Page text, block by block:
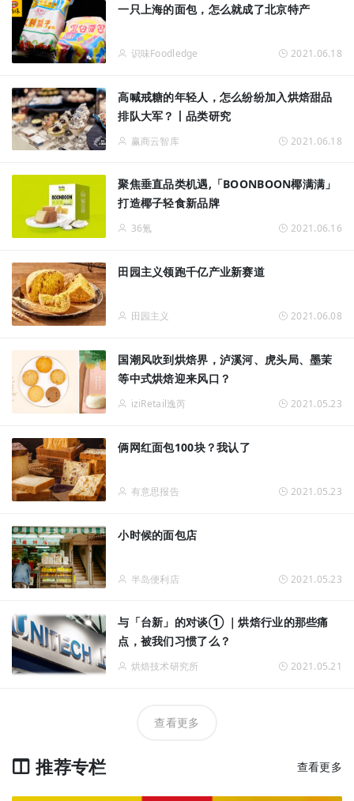
一只上海的面包，怎么就成了北京特产
识味Foodledge 2021.06.18
高喊戒糖的年轻人，怎么纷纷加入烘焙甜品
排队大军？丨品类研究
赢商云智库 2021.06.18
聚焦垂直品类机遇,「BOONBOON椰满满」
打造椰子轻食新品牌
36氪 2021.06.16
田园主义领跑千亿产业新赛道
田园主义 2021.06.08
国潮风吹到烘焙界，泸溪河、虎头局、墨茉
等中式烘焙迎来风口？
iziRetail逸芮 2021.05.23
俩网红面包100块？我认了
有意思报告 2021.05.23
小时候的面包店
半岛便利店 2021.05.23
与「台新」的对谈① ｜烘焙行业的那些痛
点，被我们习惯了么？
烘焙技术研究所 2021.05.21
查看更多
推荐专栏 查看更多